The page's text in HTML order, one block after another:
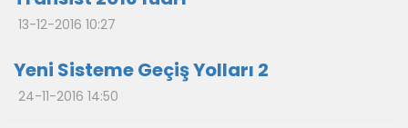
13-12-2016 10:27
Yeni Sisteme Geçiş Yolları 2
24-11-2016 14:50